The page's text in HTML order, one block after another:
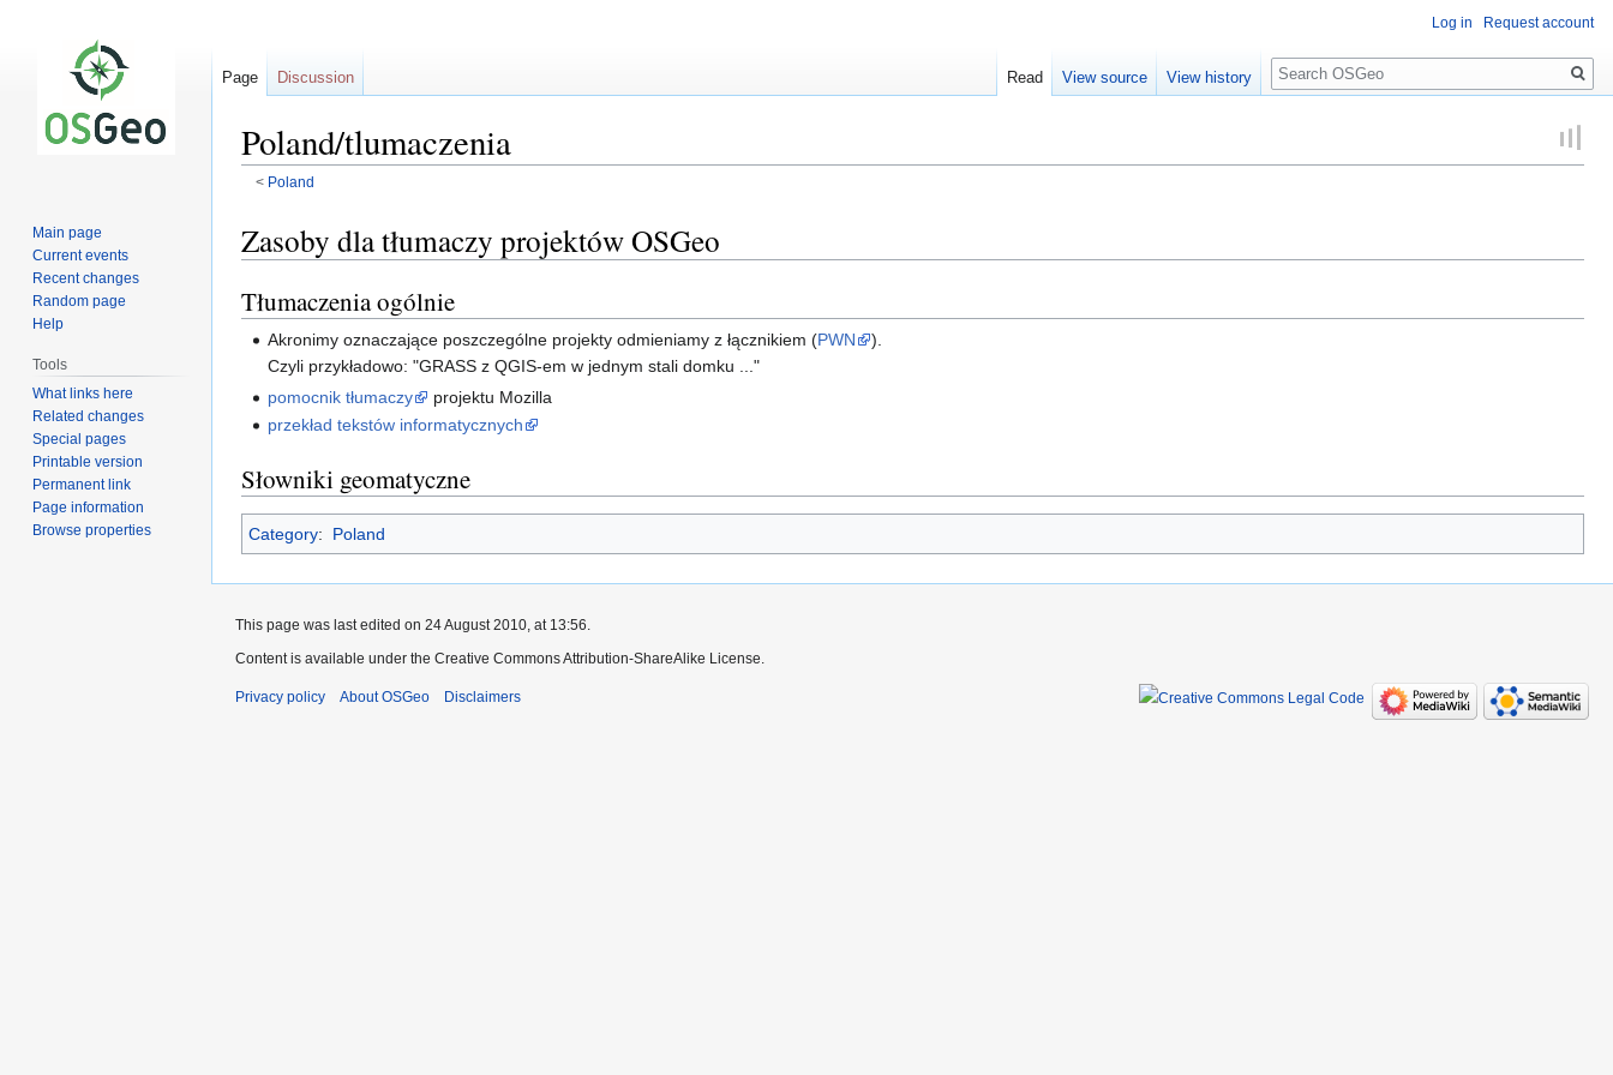
Poland/tlumaczenia
< Poland
to
to
Zasoby dla tłumaczy projektów OSGeo
Tłumaczenia ogólnie
Akronimy oznaczające poszczególne projekty odmieniamy z łącznikiem (PWN
).
Czyli przykładowo: "GRASS z QGIS-em w jednym stali domku ..."
pomocnik tłumaczy
projektu Mozilla
przekład tekstów informatycznych
Słowniki geomatyczne
Category: Poland
Log in Request account
Page Discussion Read View source View history
Search
Main page
Current events
Recent changes
Random page
Help
Tools
What links here
Related changes
Special pages
Printable version
Permanent link
Page information
Browse properties
This page was last edited on 24 August 2010, at 13:56.
Content is available under the Creative Commons Attribution-ShareAlike License.
Privacy policy About OSGeo Disclaimers